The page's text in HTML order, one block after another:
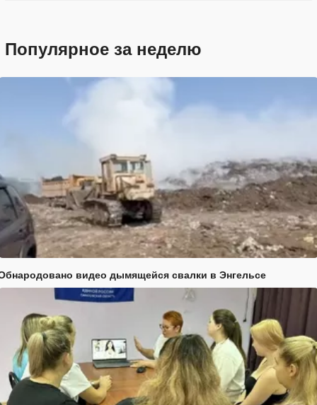
Популярное за неделю
видео дымящейся свалки в Энгельсе